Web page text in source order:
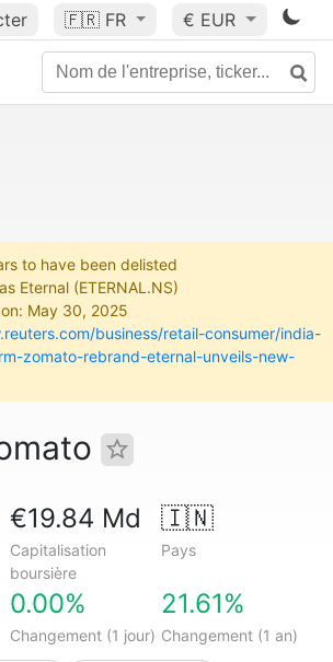
🇫🇷 FR € EUR
to have been delisted
Eternal (ETERNAL.NS)
May 30, 2025
business/retail-consumer/india-
zomato-rebrand-eternal-unveils-new-
€19.84 Md
Capitalisation
boursière
🇮🇳
Pays
0.00%
Changement (1 jour)
21.61%
Changement (1 an)